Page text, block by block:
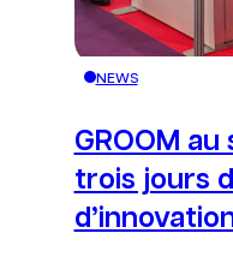
NEWS
GROOM
trois jours